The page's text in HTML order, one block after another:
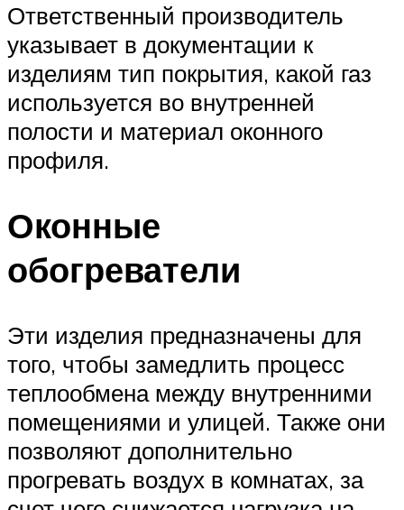
Ответственный производитель
указывает в документации к
изделиям тип покрытия, какой газ
используется во внутренней
полости и материал оконного
профиля.
Оконные
обогреватели
Эти изделия предназначены для
того, чтобы замедлить процесс
теплообмена между внутренними
помещениями и улицей. Также они
позволяют дополнительно
прогревать воздух в комнатах, за